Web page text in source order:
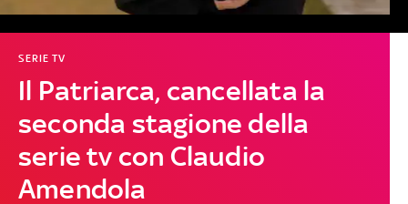
Il Patriarca, cancellata la
seconda stagione della
serie tv con Claudio
Amendola
SERIE TV